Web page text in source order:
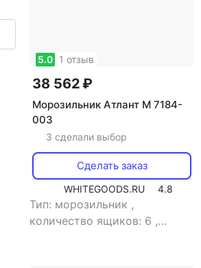
5.0 1 отзыв
38 562 ₽
Морозильник Атлант M 7184-
003
3 сделали выбор
Сделать заказ
WHITEGOODS.RU 4.8
Тип: морозильник ,
количество ящиков: 6 ,